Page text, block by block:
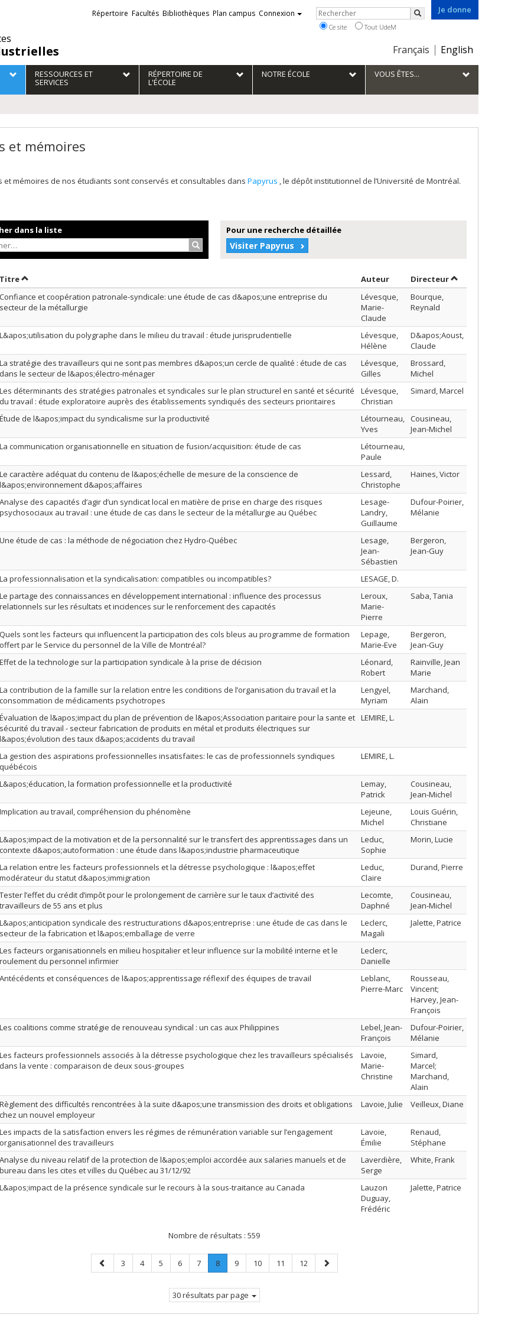
Je donne
Choix
la
langue
Français English
Liens
externes
Répertoire Facultés Bibliothèques Plan campus Connexion Rechercher
Rechercher
Ce site Tout UdeM
RESSOURCES ET
SERVICES
RÉPERTOIRE DE
L'ÉCOLE
NOTRE ÉCOLE VOUS ÊTES...
et mémoires
et mémoires de nos étudiants sont conservés et consultables dans Papyrus , le dépôt institutionnel de l’Université de Montréal.
dans la liste
Rechercher…
Pour une recherche détaillée
Visiter Papyrus
par date en ordre décroissant
TitreTrier par titre en ordre décroissant Auteur Trier par auteur en ordre
Directeurpar contributeur
Confiance et coopération patronale-syndicale: une étude de cas d&apos;une entreprise du
secteur de la métallurgie
Lévesque,
Marie-
Claude
Bourque,
Reynald
L&apos;utilisation du polygraphe dans le milieu du travail : étude jurisprudentielle
Lévesque,
Hélène
D&apos;Aoust,
Claude
La stratégie des travailleurs qui ne sont pas membres d&apos;un cercle de qualité : étude de cas
dans le secteur de l&apos;électro-ménager
Lévesque,
Gilles
Brossard,
Michel
Les déterminants des stratégies patronales et syndicales sur le plan structurel en santé et sécurité
du travail : étude exploratoire auprès des établissements syndiqués des secteurs prioritaires
Lévesque,
Christian
Simard, Marcel
Étude de l&apos;impact du syndicalisme sur la productivité
Létourneau,
Yves
Cousineau,
Jean-Michel
La communication organisationnelle en situation de fusion/acquisition: étude de cas
Létourneau,
Paule
Le caractère adéquat du contenu de l&apos;échelle de mesure de la conscience de
l&apos;environnement d&apos;affaires
Lessard,
Christophe
Haines, Victor
Analyse des capacités d’agir d’un syndicat local en matière de prise en charge des risques
psychosociaux au travail : une étude de cas dans le secteur de la métallurgie au Québec
Lesage-
Landry,
Guillaume
Dufour-Poirier,
Mélanie
Une étude de cas : la méthode de négociation chez Hydro-Québec
Lesage,
Jean-
Sébastien
Bergeron,
Jean-Guy
La professionnalisation et la syndicalisation: compatibles ou incompatibles?
LESAGE, D.
Le partage des connaissances en développement international : influence des processus
relationnels sur les résultats et incidences sur le renforcement des capacités
Leroux,
Marie-
Pierre
Saba, Tania
Quels sont les facteurs qui influencent la participation des cols bleus au programme de formation
offert par le Service du personnel de la Ville de Montréal?
Lepage,
Marie-Eve
Bergeron,
Jean-Guy
Effet de la technologie sur la participation syndicale à la prise de décision
Léonard,
Robert
Rainville, Jean
Marie
La contribution de la famille sur la relation entre les conditions de l’organisation du travail et la
consommation de médicaments psychotropes
Lengyel,
Myriam
Marchand,
Alain
Évaluation de l&apos;impact du plan de prévention de l&apos;Association paritaire pour la sante et
sécurité du travail - secteur fabrication de produits en métal et produits électriques sur
l&apos;évolution des taux d&apos;accidents du travail
LEMIRE, L.
La gestion des aspirations professionnelles insatisfaites: le cas de professionnels syndiques
québécois
LEMIRE, L.
L&apos;éducation, la formation professionnelle et la productivité
Lemay,
Patrick
Cousineau,
Jean-Michel
Implication au travail, compréhension du phénomène
Lejeune,
Michel
Louis Guérin,
Christiane
L&apos;impact de la motivation et de la personnalité sur le transfert des apprentissages dans un
contexte d&apos;autoformation : une étude dans l&apos;industrie pharmaceutique
Leduc,
Sophie
Morin, Lucie
La relation entre les facteurs professionnels et la détresse psychologique : l&apos;effet
modérateur du statut d&apos;immigration
Leduc,
Claire
Durand, Pierre
Tester l’effet du crédit d’impôt pour le prolongement de carrière sur le taux d’activité des
travailleurs de 55 ans et plus
Lecomte,
Daphné
Cousineau,
Jean-Michel
L&apos;anticipation syndicale des restructurations d&apos;entreprise : une étude de cas dans le
secteur de la fabrication et l&apos;emballage de verre
Leclerc,
Magali
Jalette, Patrice
Les facteurs organisationnels en milieu hospitalier et leur influence sur la mobilité interne et le
roulement du personnel infirmier
Leclerc,
Danielle
Antécédents et conséquences de l&apos;apprentissage réflexif des équipes de travail
Leblanc,
Pierre-Marc
Rousseau,
Vincent;
Harvey, Jean-
François
Les coalitions comme stratégie de renouveau syndical : un cas aux Philippines
Lebel, Jean-
François
Dufour-Poirier,
Mélanie
Les facteurs professionnels associés à la détresse psychologique chez les travailleurs spécialisés
dans la vente : comparaison de deux sous-groupes
Lavoie,
Marie-
Christine
Simard,
Marcel;
Marchand,
Alain
Règlement des difficultés rencontrées à la suite d&apos;une transmission des droits et obligations
chez un nouvel employeur
Lavoie, Julie Veilleux, Diane
Les impacts de la satisfaction envers les régimes de rémunération variable sur l’engagement
organisationnel des travailleurs
Lavoie,
Émilie
Renaud,
Stéphane
Analyse du niveau relatif de la protection de l&apos;emploi accordée aux salaries manuels et de
bureau dans les cites et villes du Québec au 31/12/92
Laverdière,
Serge
White, Frank
L&apos;impact de la présence syndicale sur le recours à la sous-traitance au Canada
Lauzon
Duguay,
Frédéric
Jalette, Patrice
Nombre de résultats : 559
Page
précédente
Page
3 Page
4 Page
5 Page
6 Page
7 Page
8.
Page
Page
9 Page
10 Page
11 Page
12
Page
suivante
30 résultats par page